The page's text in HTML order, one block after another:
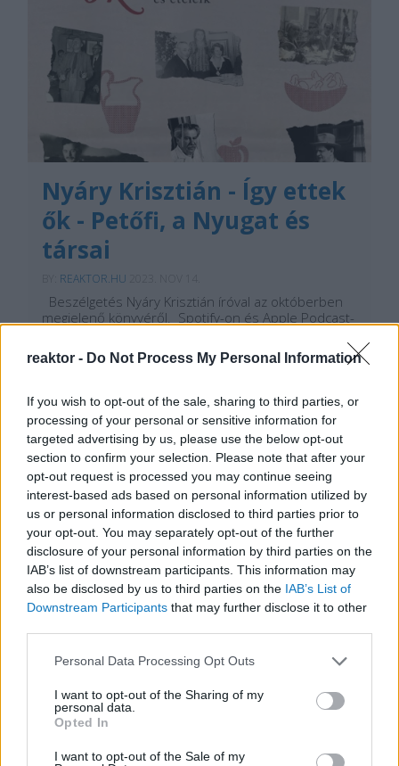
reaktor - Do Not Process My Personal Information
If you wish to opt-out of the sale, sharing to third parties, or
processing of your personal or sensitive information for
targeted advertising by us, please use the below opt-out
section to confirm your selection. Please note that after your
opt-out request is processed you may continue seeing
interest-based ads based on personal information utilized by
us or personal information disclosed to third parties prior to
your opt-out. You may separately opt-out of the further
disclosure of your personal information by third parties on the
IAB’s list of downstream participants. This information may
also be disclosed by us to third parties on the IAB’s List of
Downstream Participants that may further disclose it to other
Please note that this website/app uses one or more Google
not limited to your visit or usage behaviour. You may click to
grant or deny consent to Google and its third-party tags to
use your data for below specified purposes in below Google
consent section.
Personal Data Processing Opt Outs
I want to opt-out of the Sharing of my
personal data.
Opted In
I want to opt-out of the Sale of my
Nyáry Krisztián - Így ettek
ők - Petőfi, a Nyugat és
társai
REAKTOR.HU
Beszélgetés Nyáry Krisztián íróval az októberben
megjelenő könyvéről. Spotify-on és Apple Podcast-
legjobban utánam a tejfölös tormamártást, de így
azoké az elsőség csak második helyet foglal a
Tetszik 0
Magyarország a